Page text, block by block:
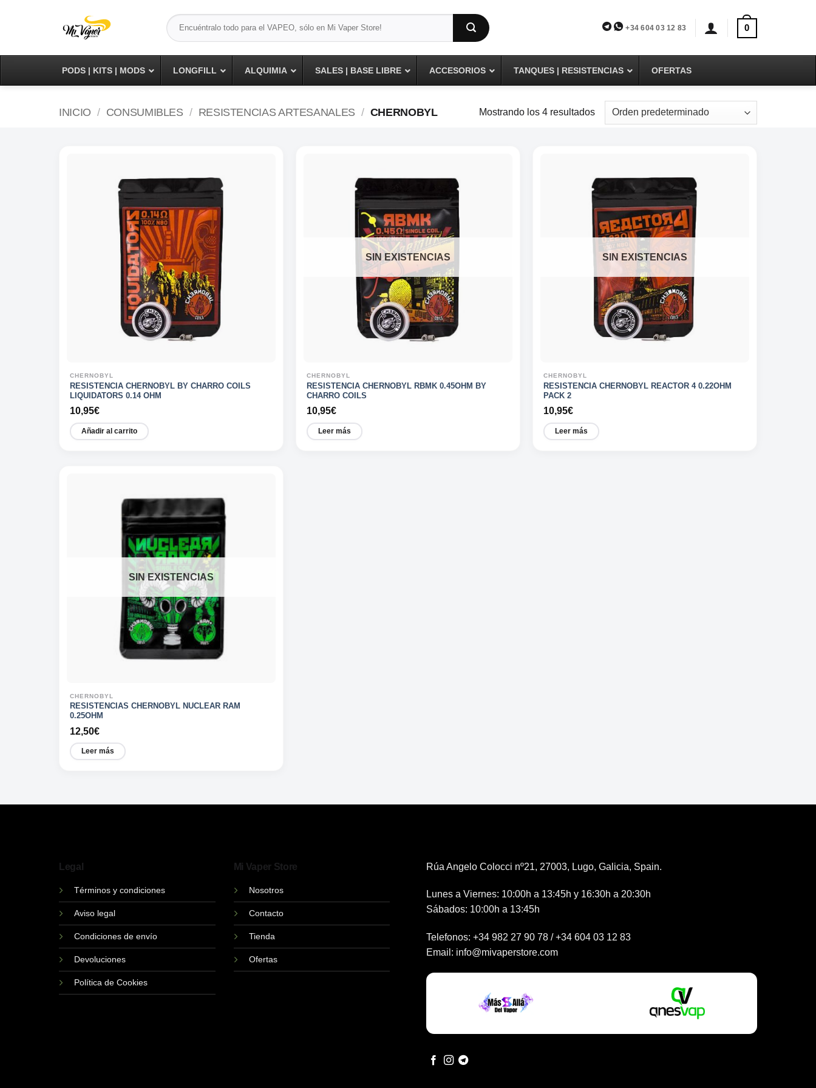
Buscar
por:
+34 604 03 12 83 0
PODS | KITS | MODS LONGFILL ALQUIMIA SALES | BASE LIBRE ACCESORIOS TANQUES | RESISTENCIAS OFERTAS
INICIO / CONSUMIBLES / RESISTENCIAS ARTESANALES / CHERNOBYL Mostrando los 4 resultados
CHERNOBYL
RESISTENCIA CHERNOBYL BY CHARRO COILS
LIQUIDATORS 0.14 OHM
10,95€
Añadir al carrito
SIN EXISTENCIAS
CHERNOBYL
RESISTENCIA CHERNOBYL RBMK 0.45OHM BY
CHARRO COILS
10,95€
Leer más
SIN EXISTENCIAS
CHERNOBYL
RESISTENCIA CHERNOBYL REACTOR 4 0.22OHM
PACK 2
10,95€
Leer más
SIN EXISTENCIAS
CHERNOBYL
RESISTENCIAS CHERNOBYL NUCLEAR RAM
0.25OHM
12,50€
Leer más
Legal
Términos y condiciones
Aviso legal
Condiciones de envío
Devoluciones
Política de Cookies
Mi Vaper Store
Nosotros
Contacto
Tienda
Ofertas
Rúa Angelo Colocci nº21, 27003, Lugo, Galicia, Spain.
Lunes a Viernes: 10:00h a 13:45h y 16:30h a 20:30h
Sábados: 10:00h a 13:45h
Telefonos: +34 982 27 90 78 /+34 604 03 12 83
Email: info@mivaperstore.com